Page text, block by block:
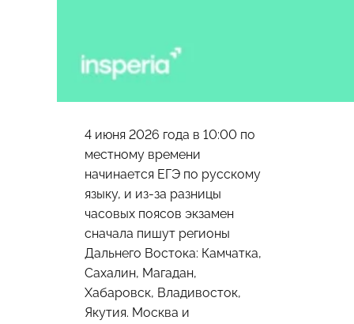
4 июня 2026 года в 10:00 по
местному времени
начинается ЕГЭ по русскому
языку, и из-за разницы
часовых поясов экзамен
сначала пишут регионы
Дальнего Востока: Камчатка,
Сахалин, Магадан,
Хабаровск, Владивосток,
Якутия. Москва и